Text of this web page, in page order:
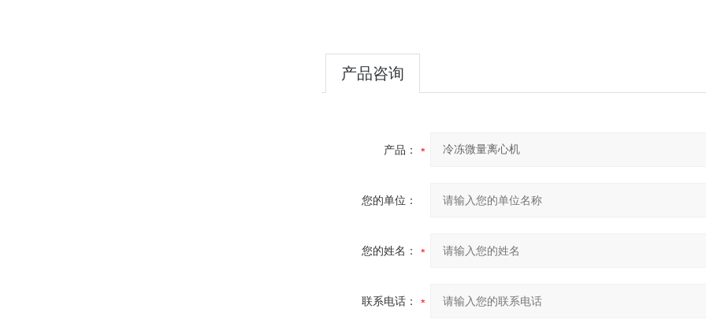
产品咨询
产品：
您的单位：
您的姓名：
联系电话：